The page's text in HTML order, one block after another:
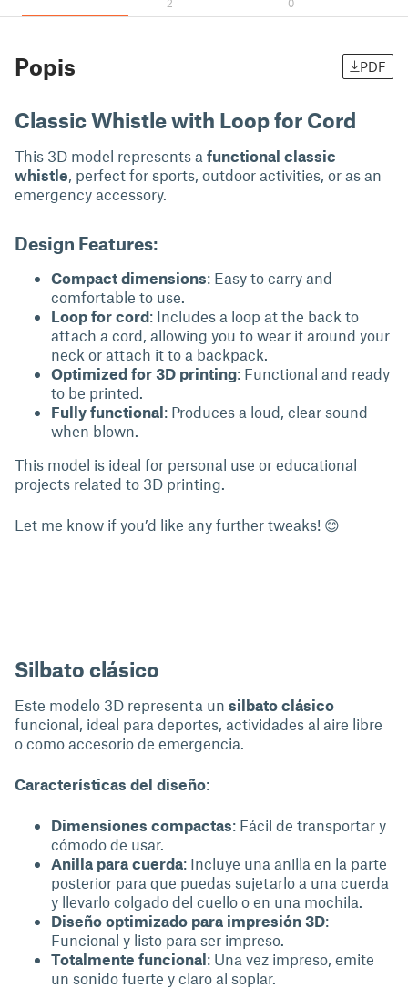
2 0
Popis PDF
Classic Whistle with Loop for Cord
This 3D model represents a functional classic
whistle, perfect for sports, outdoor activities, or as an
emergency accessory.
Design Features:
Compact dimensions: Easy to carry and
comfortable to use.
Loop for cord: Includes a loop at the back to
attach a cord, allowing you to wear it around your
neck or attach it to a backpack.
Optimized for 3D printing: Functional and ready
to be printed.
Fully functional: Produces a loud, clear sound
when blown.
This model is ideal for personal use or educational
projects related to 3D printing.
Let me know if you’d like any further tweaks! 😊
Silbato clásico
Este modelo 3D representa un silbato clásico
funcional, ideal para deportes, actividades al aire libre
o como accesorio de emergencia.
Características del diseño:
Dimensiones compactas: Fácil de transportar y
cómodo de usar.
Anilla para cuerda: Incluye una anilla en la parte
posterior para que puedas sujetarlo a una cuerda
y llevarlo colgado del cuello o en una mochila.
Diseño optimizado para impresión 3D:
Funcional y listo para ser impreso.
Totalmente funcional: Una vez impreso, emite
un sonido fuerte y claro al soplar.